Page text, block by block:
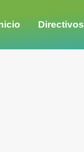
Directivos